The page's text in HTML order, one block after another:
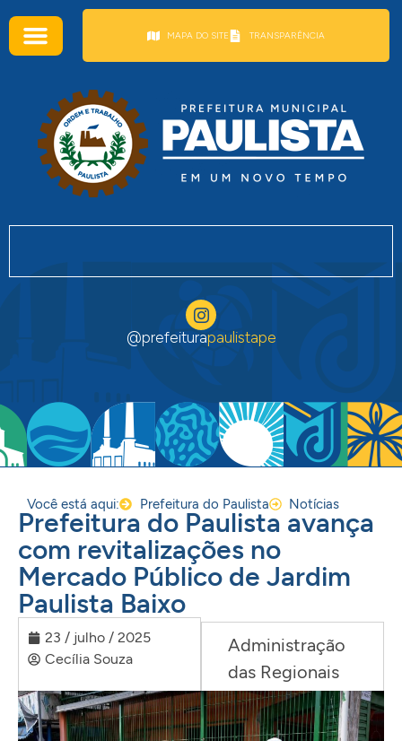
MAPA DO SITE TRANSPARÊNCIA
@prefeiturapaulistape
Você está aqui: Prefeitura do Paulista Notícias
Prefeitura do Paulista avança
com revitalizações no
Mercado Público de Jardim
Paulista Baixo
23 / julho / 2025
Cecília Souza
Administração
das Regionais